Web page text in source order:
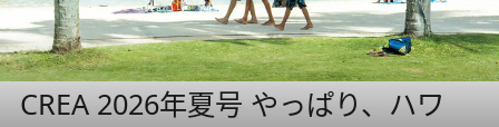
CREA 2026年夏号 やっぱり、ハワ